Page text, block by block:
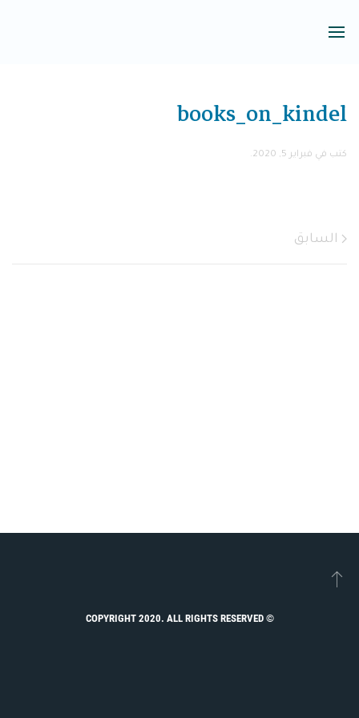
books_on_kindel
كتب في فبراير 5, 2020 .
السابق
© COPYRIGHT 2020. ALL RIGHTS RESERVED